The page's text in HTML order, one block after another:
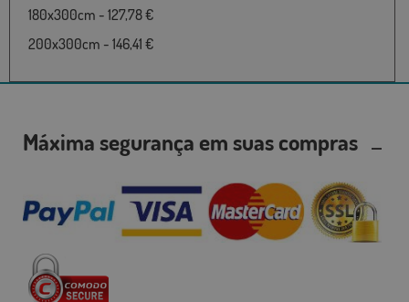
180x300cm - 127,78 €
200x300cm - 146,41 €
Máxima segurança em suas compras